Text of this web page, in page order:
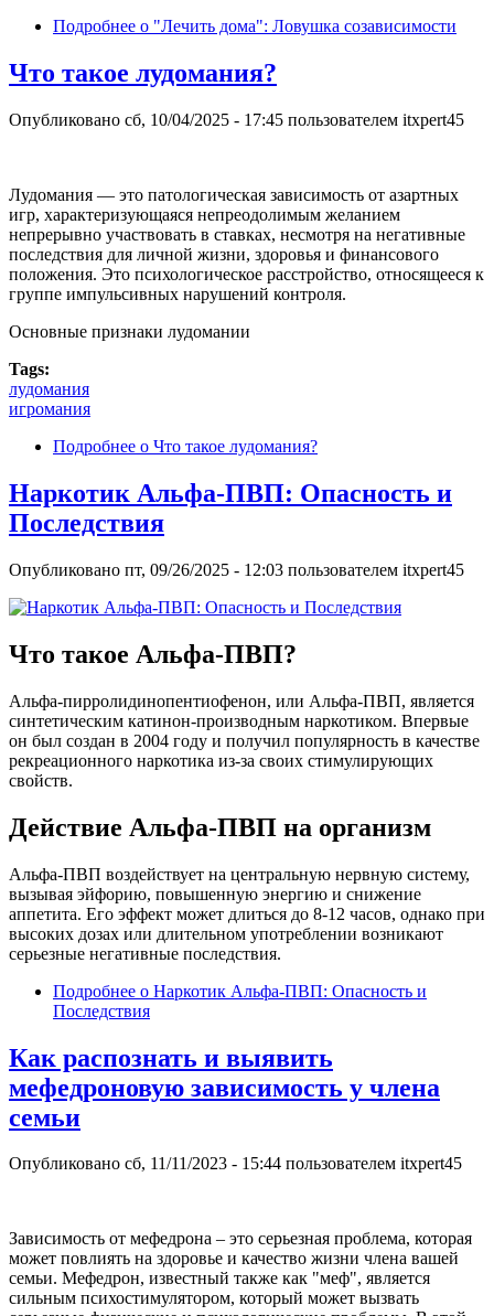
Подробнее о "Лечить дома": Ловушка созависимости
Что такое лудомания?
Опубликовано сб, 10/04/2025 - 17:45 пользователем itxpert45
Лудомания — это патологическая зависимость от азартных
игр, характеризующаяся непреодолимым желанием
непрерывно участвовать в ставках, несмотря на негативные
последствия для личной жизни, здоровья и финансового
положения. Это психологическое расстройство, относящееся к
группе импульсивных нарушений контроля.
Основные признаки лудомании
Tags:
лудомания
игромания
Подробнее о Что такое лудомания?
Наркотик Альфа-ПВП: Опасность и
Последствия
Опубликовано пт, 09/26/2025 - 12:03 пользователем itxpert45
Что такое Альфа-ПВП?
Альфа-пирролидинопентиофенон, или Альфа-ПВП, является
синтетическим катинон-производным наркотиком. Впервые
он был создан в 2004 году и получил популярность в качестве
рекреационного наркотика из-за своих стимулирующих
свойств.
Действие Альфа-ПВП на организм
Альфа-ПВП воздействует на центральную нервную систему,
вызывая эйфорию, повышенную энергию и снижение
аппетита. Его эффект может длиться до 8-12 часов, однако при
высоких дозах или длительном употреблении возникают
серьезные негативные последствия.
Подробнее о Наркотик Альфа-ПВП: Опасность и
Последствия
Как распознать и выявить
мефедроновую зависимость у члена
семьи
Опубликовано сб, 11/11/2023 - 15:44 пользователем itxpert45
Зависимость от мефедрона – это серьезная проблема, которая
может повлиять на здоровье и качество жизни члена вашей
семьи. Мефедрон, известный также как "меф", является
сильным психостимулятором, который может вызвать